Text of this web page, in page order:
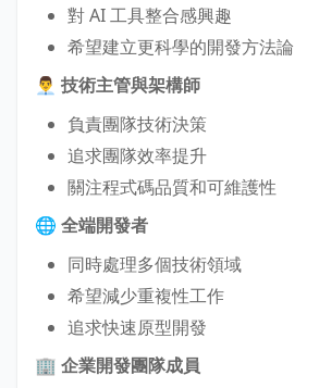
對 AI 工具整合感興趣
希望建立更科學的開發方法論
👨‍💼 技術主管與架構師
負責團隊技術決策
追求團隊效率提升
關注程式碼品質和可維護性
🌐 全端開發者
同時處理多個技術領域
希望減少重複性工作
追求快速原型開發
🏢 企業開發團隊成員